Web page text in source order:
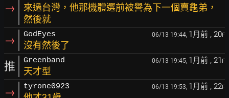
→
來過台灣，他那機體選前被譽為下一個賣龜弟，
然後就
→ GodEyes 06/13 19:44, 1月前 , 20F
沒有然後了
推 Greenband 06/13 19:45, 1月前 , 21 F
天才型
→ tyrone0923 06/13 19:53, 1月前 , 22F